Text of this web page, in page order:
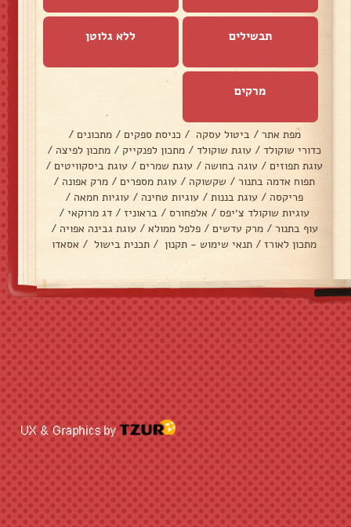
תבשילים ללא גלוטן
מרקים
מפת אתר / ביטול עסקה / כניסת ספקים / מתכונים /
כדורי שוקולד / עוגת שוקולד / מתכון לפנקייק / מתכון לפיצה /
עוגת תפוזים / עוגה בחושה / עוגת שמרים / עוגת ביסקוויטים /
תפוח אדמה בתנור / שקשוקה / עוגת מספרים / מרק אפונה /
פריקסה / עוגת בננות / עוגיות טחינה / עוגיות חמאה /
עוגיות שוקולד צ׳יפס / אלפחורס / בראוניז / דג מרוקאי /
עוף בתנור / מרק עדשים / פלפל ממולא / עוגת גבינה אפויה /
מתכון לאורז / תנאי שימוש - תקנון / תכנית בישול / אסאדו